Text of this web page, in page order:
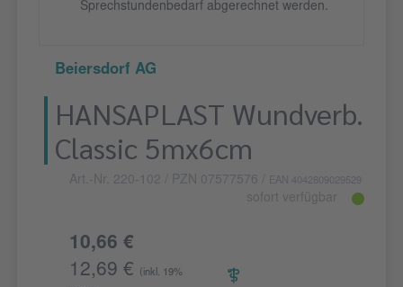
Sprechstundenbedarf abgerechnet werden.
Beiersdorf AG
HANSAPLAST Wundverb.
Classic 5mx6cm
Art.-Nr. 220-102 / PZN 07577576 EAN 4042809029529
sofort verfügbar
10,66 €
12,69 €
(inkl. 19%